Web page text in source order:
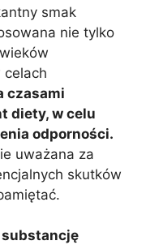
smak
nie tylko
celach
czasami
diety, w celu
odporności.
uważana za
skutków
substancję